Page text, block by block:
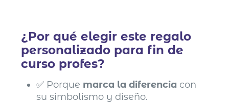
¿Por qué elegir este regalo
personalizado para fin de
curso profes?
✅ Porque marca la diferencia con
su simbolismo y diseño.